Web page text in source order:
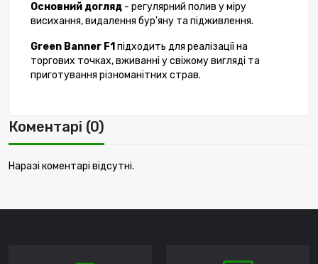
Основний догляд - регулярний полив у міру
висихання, видалення бур'яну та підживлення.
Green Banner F1 підходить для реалізації на
торгових точках, вживанні у свіжому вигляді та
приготування різноманітних страв.
Коментарі (0)
Наразі коментарі відсутні.